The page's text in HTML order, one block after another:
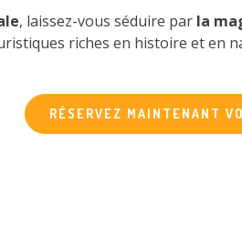
, laissez-vous séduire par la
riches en histoire et en
RÉSERVEZ MAINTENANT